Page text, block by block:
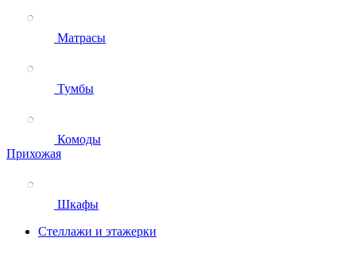
Матрасы
Тумбы
Комоды
Прихожая
Шкафы
Стеллажи и этажерки